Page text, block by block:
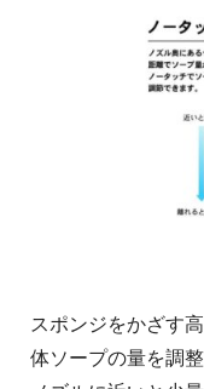
スポンジをかざす
体ソープの量を調整